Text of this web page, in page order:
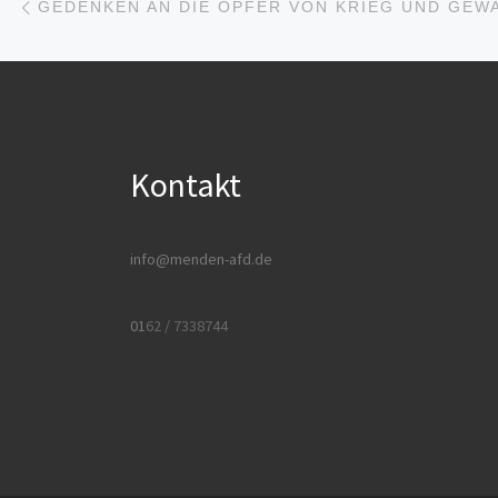
Kontakt
info@menden-afd.de
0162 / 7338744